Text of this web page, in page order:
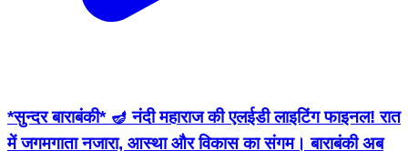
*सुन्दर बाराबंकी* 🪔 नंदी महाराज की एलईडी लाइटिंग फाइनल! रात
Nawabganj, Barabanki | Aug 2, 2026